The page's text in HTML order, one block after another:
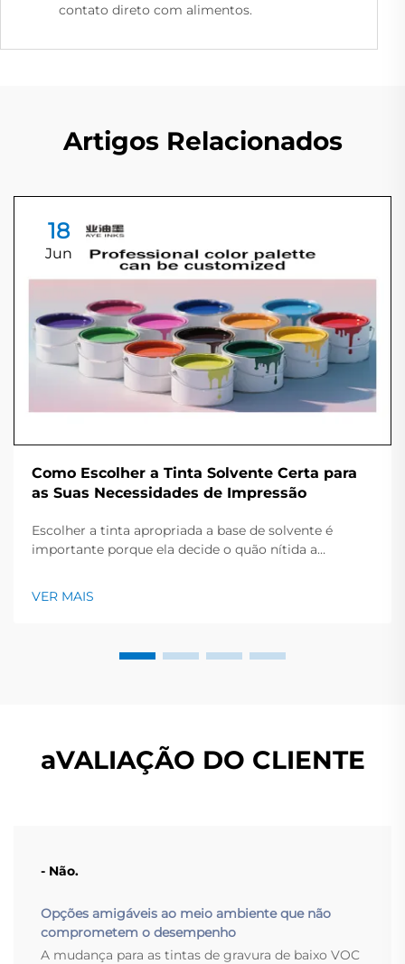
contato direto com alimentos.
Artigos Relacionados
18
Jun
Como Escolher a Tinta Solvente Certa para
as Suas Necessidades de Impressão
Escolher a tinta apropriada a base de solvente é
importante porque ela decide o quão nítida a
uma visão geral dos principais tipos de tinta, os
VER MAIS
aVALIAÇÃO DO CLIENTE
- Não.
Opções amigáveis ao meio ambiente que não
comprometem o desempenho
A mudança para as tintas de gravura de baixo VOC